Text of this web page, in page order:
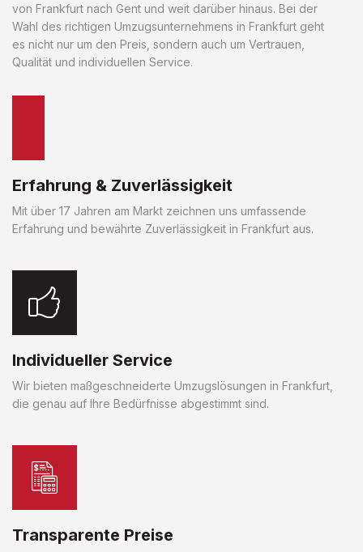
von Frankfurt nach Gent und weit darüber hinaus. Bei der
Wahl des richtigen Umzugsunternehmens in Frankfurt geht
es nicht nur um den Preis, sondern auch um Vertrauen,
Qualität und individuellen Service.
Erfahrung & Zuverlässigkeit
Mit über 17 Jahren am Markt zeichnen uns umfassende
Erfahrung und bewährte Zuverlässigkeit in Frankfurt aus.
Individueller Service
Wir bieten maßgeschneiderte Umzugslösungen in Frankfurt,
die genau auf Ihre Bedürfnisse abgestimmt sind.
Transparente Preise